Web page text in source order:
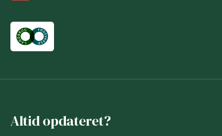
Altid opdateret?